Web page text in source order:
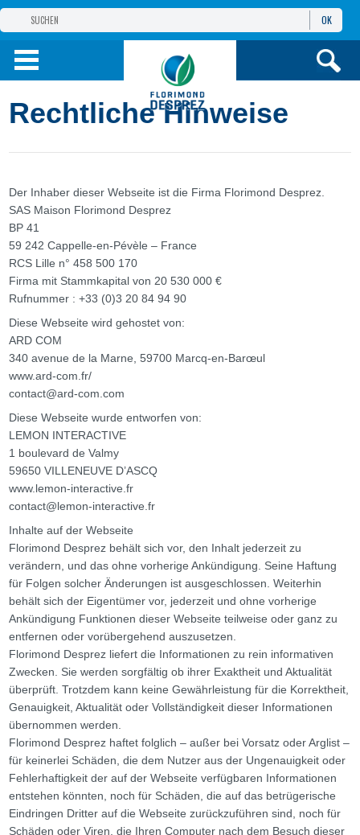
GRUPPE
PRODUKTE
OK
Rechtliche Hinweise
Der Inhaber dieser Webseite ist die Firma Florimond Desprez.
SAS Maison Florimond Desprez
BP 41
59 242 Cappelle-en-Pévèle – France
RCS Lille n° 458 500 170
Firma mit Stammkapital von 20 530 000 €
Rufnummer : +33 (0)3 20 84 94 90
Diese Webseite wird gehostet von:
ARD COM
340 avenue de la Marne, 59700 Marcq-en-Barœul
www.ard-com.fr/
contact@ard-com.com
Diese Webseite wurde entworfen von:
LEMON INTERACTIVE
1 boulevard de Valmy
59650 VILLENEUVE D’ASCQ
www.lemon-interactive.fr
contact@lemon-interactive.fr
Inhalte auf der Webseite
Florimond Desprez behält sich vor, den Inhalt jederzeit zu
verändern, und das ohne vorherige Ankündigung. Seine Haftung
für Folgen solcher Änderungen ist ausgeschlossen. Weiterhin
behält sich der Eigentümer vor, jederzeit und ohne vorherige
Ankündigung Funktionen dieser Webseite teilweise oder ganz zu
entfernen oder vorübergehend auszusetzen.
Florimond Desprez liefert die Informationen zu rein informativen
Zwecken. Sie werden sorgfältig ob ihrer Exaktheit und Aktualität
überprüft. Trotzdem kann keine Gewährleistung für die Korrektheit,
Genauigkeit, Aktualität oder Vollständigkeit dieser Informationen
übernommen werden.
Florimond Desprez haftet folglich – außer bei Vorsatz oder Arglist –
für keinerlei Schäden, die dem Nutzer aus der Ungenauigkeit oder
Fehlerhaftigkeit der auf der Webseite verfügbaren Informationen
entstehen könnten, noch für Schäden, die auf das betrügerische
Eindringen Dritter auf die Webseite zurückzuführen sind, noch für
Schäden oder Viren, die Ihren Computer nach dem Besuch dieser